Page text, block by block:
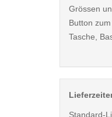
Grössen
Button
Tasche,
Standard-